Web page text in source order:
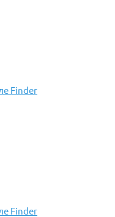
Finder
Finder